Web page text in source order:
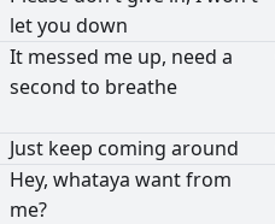
letyou down
It messed me up, need a
second to breathe
Just keep coming around
Hey, whataya wantfrom
me?